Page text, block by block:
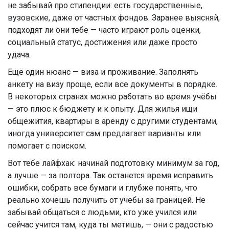
не забывай про стипендии: есть государственные,
вузовские, даже от частных фондов. Заранее выясняй,
подходят ли они тебе — часто играют роль оценки,
социальный статус, достижения или даже просто
удача.
Ещё один нюанс — виза и проживание. Заполнять
анкету на визу проще, если все документы в порядке.
В некоторых странах можно работать во время учёбы
— это плюс к бюджету и к опыту. Для жилья ищи
общежития, квартиры в аренду с другими студентами,
иногда университет сам предлагает варианты или
помогает с поиском.
Вот тебе лайфхак: начинай подготовку минимум за год,
а лучше — за полтора. Так останется время исправить
ошибки, собрать все бумаги и глубже понять, что
реально хочешь получить от учебы за границей. Не
забывай общаться с людьми, кто уже учился или
сейчас учится там, куда ты метишь, — они с радостью